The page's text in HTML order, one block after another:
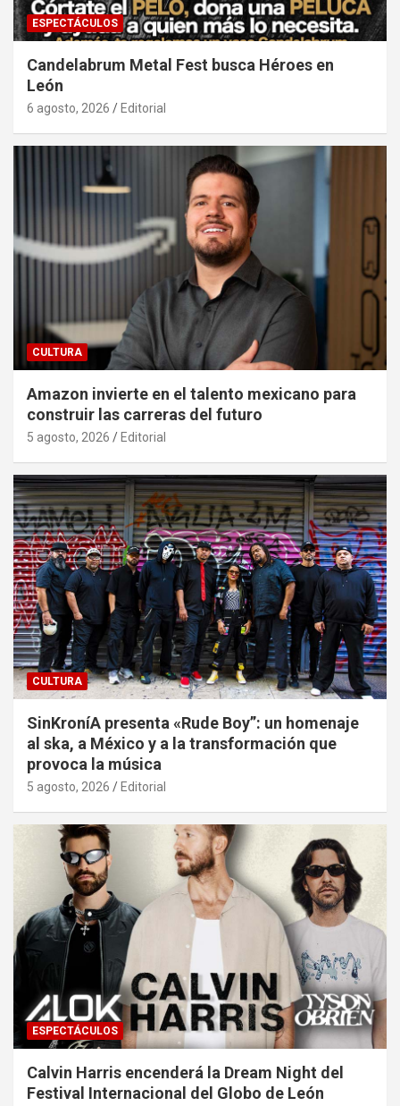
ESPECTÁCULOS
Candelabrum Metal Fest busca Héroes en
León
6 agosto, 2026 Editorial
CULTURA
Amazon invierte en el talento mexicano para
construir las carreras del futuro
5 agosto, 2026 Editorial
CULTURA
SinKroníA presenta «Rude Boy”: un homenaje
al ska, a México y a la transformación que
provoca la música
5 agosto, 2026 Editorial
ESPECTÁCULOS
Calvin Harris encenderá la Dream Night del
Festival Internacional del Globo de León